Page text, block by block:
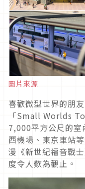
圖片來源
喜歡微型世界的朋
「Small Worlds
7,000平方公尺的室
西機場、東京車站
漫《新世紀福音戰
度令人歎為觀止。